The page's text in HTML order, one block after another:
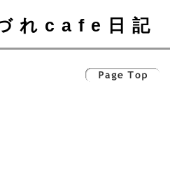
れcafe日記